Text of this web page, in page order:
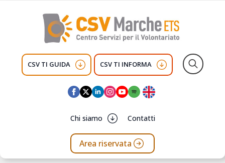
CSV TI GUIDA CSV TI INFORMA
Chi siamo Contatti
Area riservata